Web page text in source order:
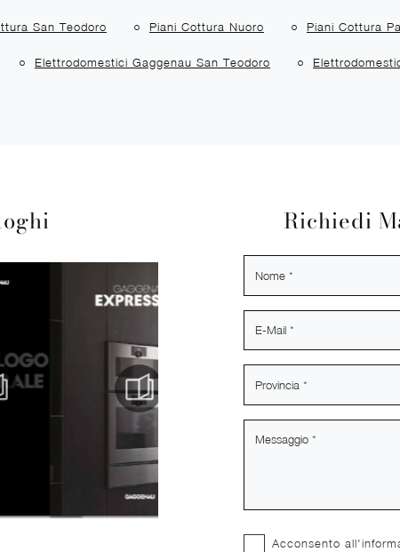
San Teodoro Piani Cottura Nuoro Piani Cottura
Elettrodomestici Gaggenau San Teodoro
Richiedi
Acconsento